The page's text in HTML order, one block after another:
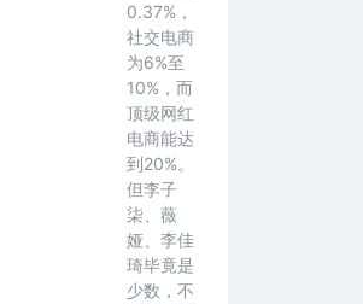
0.37%，
社交电商
为6%至
10%，而
顶级网红
电商能达
到20%。
但李子
柒、薇
娅、李佳
琦毕竟是
少数，不